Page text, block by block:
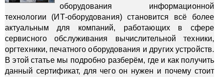
оборудования информационной
технологии (ИТ-оборудования) становится всё более
актуальным для компаний, работающих в сфере
сервисного обслуживания вычислительной техники,
оргтехники, печатного оборудования и других устройств.
В этой статье мы подробно разберём, где и как получить
данный сертификат, для чего он нужен и почему стоит